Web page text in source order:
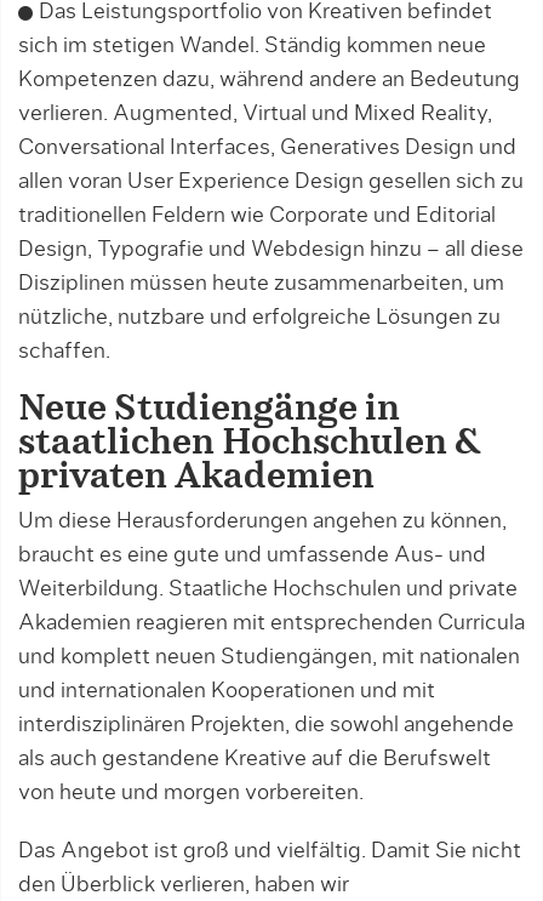
Das Leistungsportfolio von Kreativen befindet
sich im stetigen Wandel. Ständig kommen neue
Kompetenzen dazu, während andere an Bedeutung
verlieren. Augmented, Virtual und Mixed Reality,
Conversational Interfaces, Generatives Design und
allen voran User Experience Design gesellen sich zu
traditionellen Feldern wie Corporate und Editorial
Design, Typografie und Webdesign hinzu – all diese
Disziplinen müssen heute zusammenarbeiten, um
nützliche, nutzbare und erfolgreiche Lösungen zu
schaffen.
Neue Studiengänge in
staatlichen Hochschulen &
privaten Akademien
Um diese Herausforderungen angehen zu können,
braucht es eine gute und umfassende Aus- und
Weiterbildung. Staatliche Hochschulen und private
Akademien reagieren mit entsprechenden Curricula
und komplett neuen Studiengängen, mit nationalen
und internationalen Kooperationen und mit
interdisziplinären Projekten, die sowohl angehende
als auch gestandene Kreative auf die Berufswelt
von heute und morgen vorbereiten.
Das Angebot ist groß und vielfältig. Damit Sie nicht
den Überblick verlieren, haben wir